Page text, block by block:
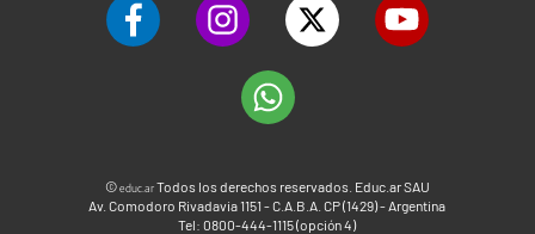
©educ.arTodos los derechos reservados. Educ.ar SAU
Av. Comodoro Rivadavia 1151 - C.A.B.A. CP (1429) - Argentina
Tel: 0800-444-1115 (opción 4)